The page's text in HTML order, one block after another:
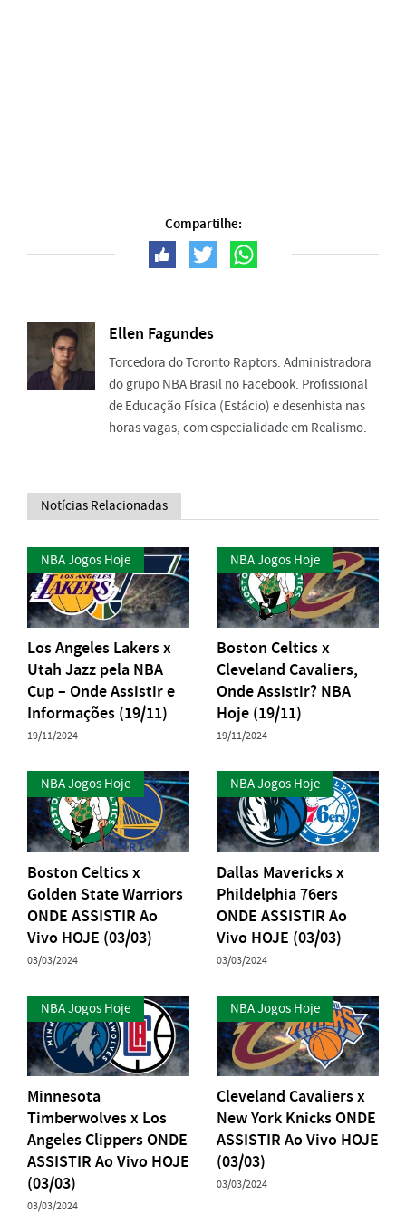
Compartilhe:
Ellen Fagundes
Torcedora do Toronto Raptors. Administradora
do grupo NBA Brasil no Facebook. Profissional
de Educação Física (Estácio) e desenhista nas
horas vagas, com especialidade em Realismo.
Notícias Relacionadas
NBA Jogos Hoje
Los Angeles Lakers x
Utah Jazz pela NBA
Cup – Onde Assistir e
Informações (19/11)
19/11/2024
NBA Jogos Hoje
Boston Celtics x
Cleveland Cavaliers,
Onde Assistir? NBA
Hoje (19/11)
19/11/2024
NBA Jogos Hoje
Boston Celtics x
Golden State Warriors
ONDE ASSISTIR Ao
Vivo HOJE (03/03)
03/03/2024
NBA Jogos Hoje
Dallas Mavericks x
Phildelphia 76ers
ONDE ASSISTIR Ao
Vivo HOJE (03/03)
03/03/2024
NBA Jogos Hoje
Minnesota
Timberwolves x Los
Angeles Clippers ONDE
ASSISTIR Ao Vivo HOJE
(03/03)
03/03/2024
NBA Jogos Hoje
Cleveland Cavaliers x
New York Knicks ONDE
ASSISTIR Ao Vivo HOJE
(03/03)
03/03/2024